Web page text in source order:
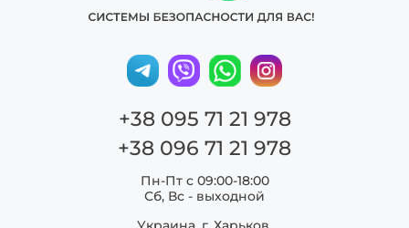
+38 095 71 21 978
+38 096 71 21 978
Пн-Пт с 09:00-18:00
Сб, Вс - выходной